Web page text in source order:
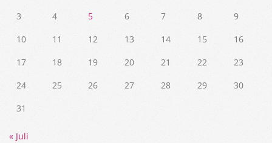
3
4 5 6 7 8
9
10
11 12 13 14 15
16
17
18 19 20 21 22
23
24
25 26 27 28 29
30
31
« Juli